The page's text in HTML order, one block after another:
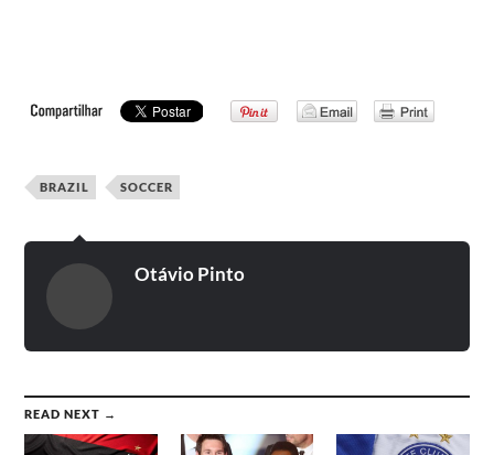
BRAZIL SOCCER
Otávio Pinto
READ NEXT →